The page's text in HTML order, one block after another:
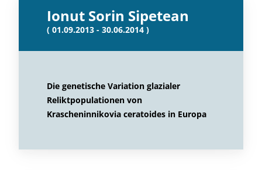
Ionut Sorin Sipetean
( 01.09.2013 - 30.06.2014 )
Die genetische Variation glazialer
Reliktpopulationen von
Krascheninnikovia ceratoides in Europa